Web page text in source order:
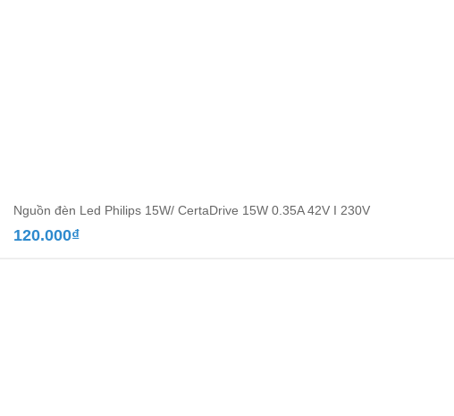
Nguồn đèn Led Philips 15W/ CertaDrive 15W 0.35A 42V I 230V
120.000₫